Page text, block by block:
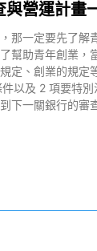
與營運計畫
那一定要先了解
幫助青年創業，
定、創業的規定
以及 2 項要特
下一關銀行的審